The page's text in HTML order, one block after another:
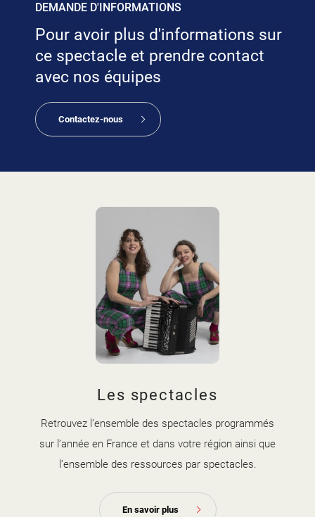
DEMANDE D'INFORMATIONS
Pour avoir plus d'informations sur
ce spectacle et prendre contact
avec nos équipes
Contactez-nous
Les spectacles
Retrouvez l’ensemble des spectacles programmés
sur l’année en France et dans votre région ainsi que
l’ensemble des ressources par spectacles.
En savoir plus